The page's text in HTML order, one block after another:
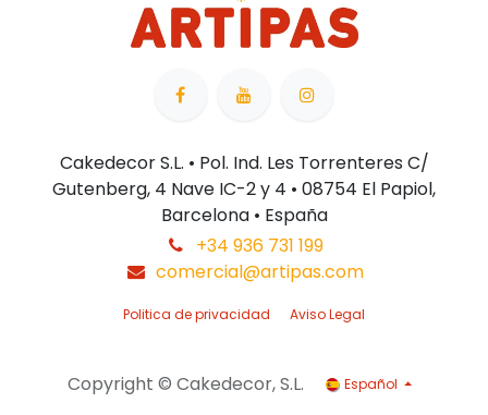
Cakedecor S.L. • Pol. Ind. Les Torrenteres C/
Gutenberg, 4 Nave IC-2 y 4 • 08754 El Papiol,
Barcelona • España
+34 936 731 199
comercial@artipas.com
Politica de privacidad Aviso Legal
Copyright © Cakedecor, S.L. Español